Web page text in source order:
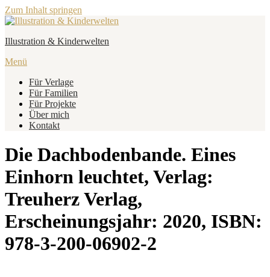
Zum Inhalt springen
Illustration & Kinderwelten
Menü
Für Verlage
Für Familien
Für Projekte
Über mich
Kontakt
Die Dachbodenbande. Eines
Einhorn leuchtet, Verlag:
Treuherz Verlag,
Erscheinungsjahr: 2020, ISBN:
978-3-200-06902-2